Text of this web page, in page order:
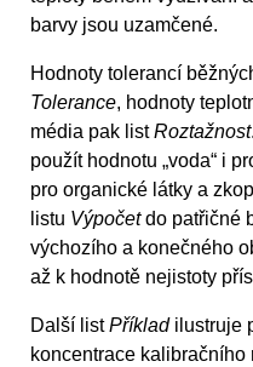
barvy jsou uzamčené.
Hodnoty tolerancí
Tolerance, hodnoty
média pak listRoztažnost
použít hodnotu „voda“ i
pro organické látky a
listu Výpočetdo patřičné
výchozího a konečného
až k hodnotě nejistoty
Další listPříkladilustruje
koncentrace